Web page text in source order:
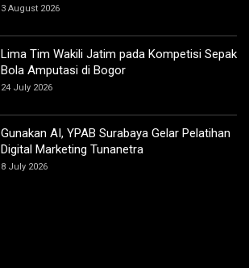
3 August 2026
Lima Tim Wakili Jatim pada Kompetisi Sepak
Bola Amputasi di Bogor
24 July 2026
Gunakan AI, YPAB Surabaya Gelar Pelatihan
Digital Marketing Tunanetra
8 July 2026